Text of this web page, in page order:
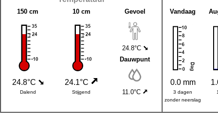
150 cm
24.8°C
Dalend
10 cm
24.1°C
Stijgend
Gevoel
24.8°C
Dauwpunt
11.0°C
Vandaag
0.0 mm
3 dagen
zonder neerslag